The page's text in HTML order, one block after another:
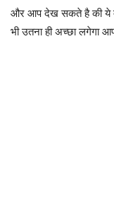
और आप देख सकते है की ये
भी उतना ही अच्छा लगेगा